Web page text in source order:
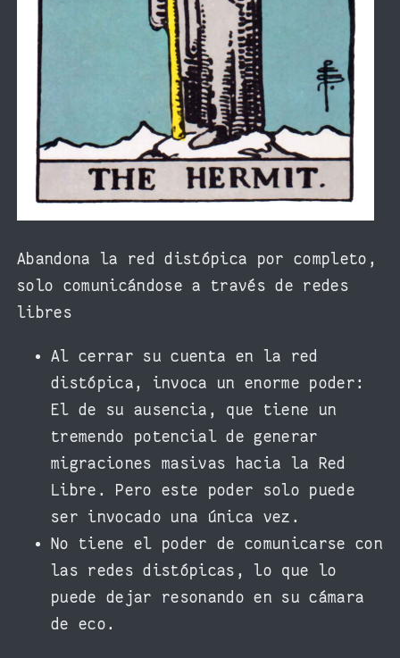
Abandona la red distópica por completo,
solo comunicándose a través de redes
libres
Al cerrar su cuenta en la red
distópica, invoca un enorme poder:
El de su ausencia, que tiene un
tremendo potencial de generar
migraciones masivas hacia la Red
Libre. Pero este poder solo puede
ser invocado una única vez.
No tiene el poder de comunicarse con
las redes distópicas, lo que lo
puede dejar resonando en su cámara
de eco.